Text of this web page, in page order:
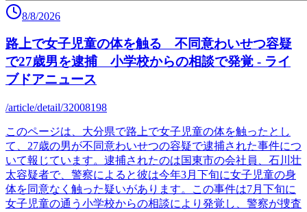
8/8/2026
路上で女子児童の体を触る 不同意わいせつ容疑
で27歳男を逮捕 小学校からの相談で発覚 - ライ
ブドアニュース
/article/detail/32008198
このページは、大分県で路上で女子児童の体を触ったとし
て、27歳の男が不同意わいせつの容疑で逮捕された事件につ
いて報じています。逮捕されたのは国東市の会社員、石川壮
太容疑者で、警察によると彼は今年3月下旬に女子児童の身
体を同意なく触った疑いがあります。この事件は7月下旬に
女子児童の通う小学校からの相談により発覚し、警察が捜査